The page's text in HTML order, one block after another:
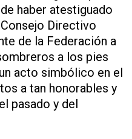
haber atestiguado
Directivo
de la Federación a
a los pies
acto simbólico en el
a tan honorables y
pasado y del